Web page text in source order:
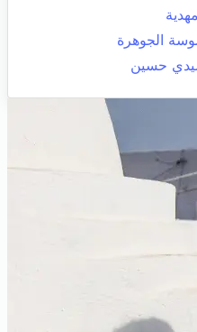
الجوهرة
حسين